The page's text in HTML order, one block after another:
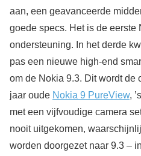
aan, een geavanceerde
goede specs. Het is de eerste
ondersteuning. In het derde
pas een nieuwe high-end
om de Nokia 9.3. Dit wordt de
jaar oude Nokia 9 PureView,
met een vijfvoudige camera
nooit uitgekomen,
worden doorgezet naar 9.3 –